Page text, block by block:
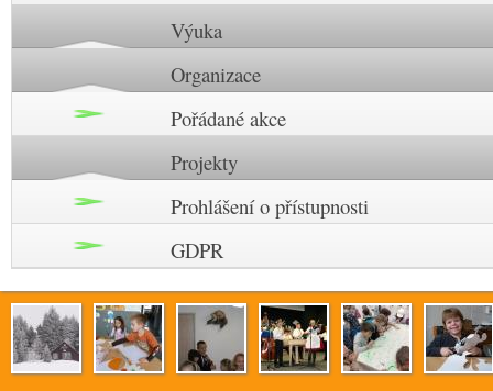
Výuka
Organizace
Pořádané akce
Projekty
Prohlášení o přístupnosti
GDPR